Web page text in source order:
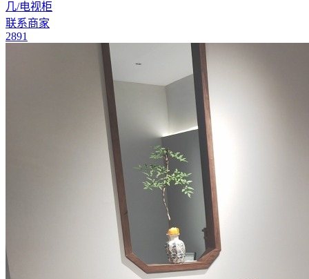
几​/电视柜
联系商家
2891